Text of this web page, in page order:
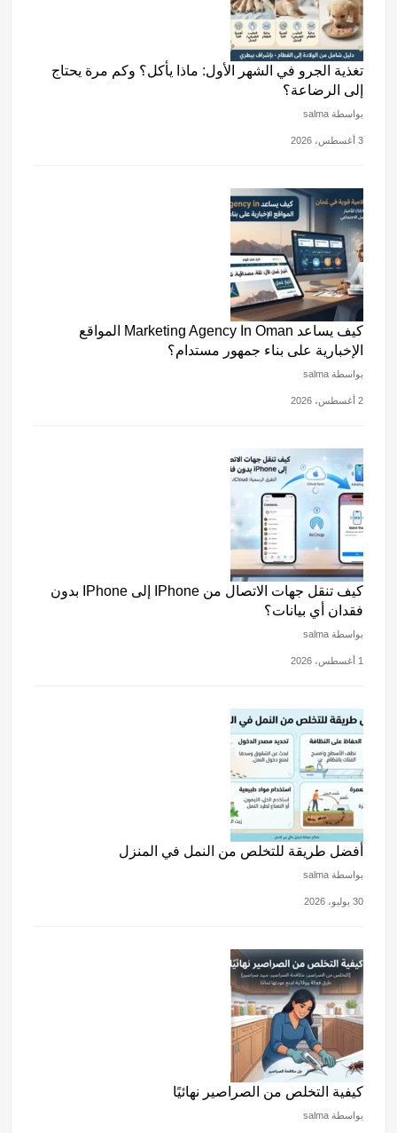
تغذية الجرو في الشهر الأول: ماذا يأكل؟ وكم مرة يحتاج
إلى الرضاعة؟
بواسطة salma
3 أغسطس، 2026
كيف يساعد Marketing Agency In Oman المواقع
الإخبارية على بناء جمهور مستدام؟
بواسطة salma
2 أغسطس، 2026
كيف تنقل جهات الاتصال من IPhone إلى IPhone بدون
فقدان أي بيانات؟
بواسطة salma
1 أغسطس، 2026
أفضل طريقة للتخلص من النمل في المنزل
بواسطة salma
30 يوليو، 2026
كيفية التخلص من الصراصير نهائيًا
بواسطة salma